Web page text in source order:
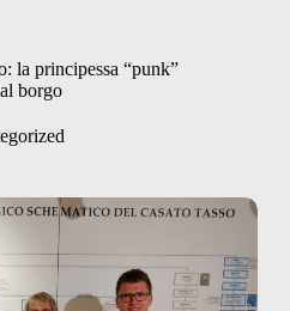
la principessa “punk”
borgo